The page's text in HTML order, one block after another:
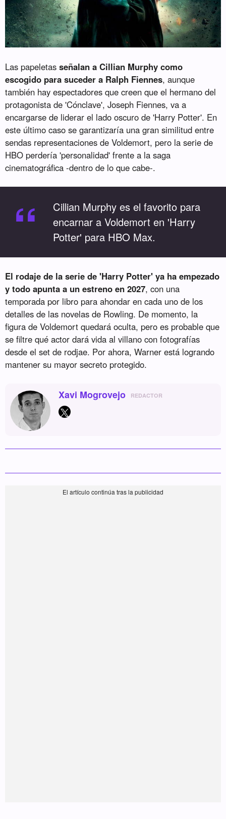
Las papeletasseñalan a Cillian Murphy como
escogido para suceder a Ralph Fiennes, aunque
también hay espectadores que creen que el hermano del
protagonista de 'Cónclave', Joseph Fiennes, va a
encargarse de liderar el lado oscuro de 'Harry Potter'. En
este último caso se garantizaría una gran similitud entre
sendas representaciones de Voldemort, pero la serie de
HBO perdería 'personalidad' frente a la saga
cinematográfica -dentro de lo que cabe-.
“
Cillian Murphy es el favorito para
encarnar a Voldemort en 'Harry
Potter' para HBO Max.
El rodaje de la serie de 'Harry Potter' ya ha empezado
y todo apunta a un estreno en 2027, con una
temporada por libro para ahondar en cada uno de los
detalles de las novelas de Rowling. De momento, la
figura de Voldemort quedará oculta, pero es probable que
se filtre qué actor dará vida al villano con fotografías
desde el set de rodjae. Por ahora, Warner está logrando
mantener su mayor secreto protegido.
Xavi Mogrovejo REDACTOR